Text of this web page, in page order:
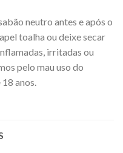
neutro antes e após o
toalha ou deixe secar
irritadas ou
pelo mau uso do
anos.